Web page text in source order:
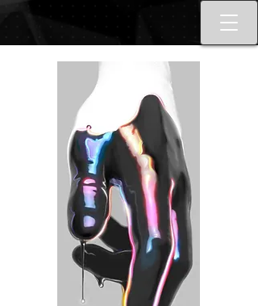
Best tattoo artists in Toronto. Best
Toronto tattoo studio shop.
Tattoo ideas designs flash style.
Tattoo school Toronto. Best
piercings Toronto, Piercing
studio piercing shop Toronto.
Body piercing, body modification
toronto. Nail art, manicures, nail
boutique toronto. Best Nail
boutique nail salon. Custom nail
art full set gel extensions acrylic
extensions. Russian e-file